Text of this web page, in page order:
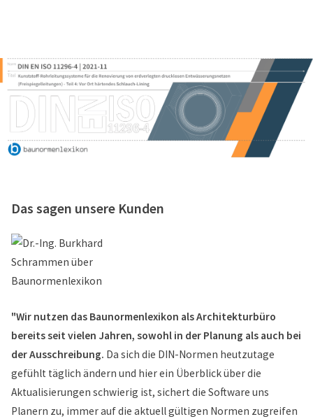
Das sagen unsere Kunden
"Wir nutzen das Baunormenlexikon als Architekturbüro
bereits seit vielen Jahren, sowohl in der Planung als auch bei
der Ausschreibung. Da sich die DIN-Normen heutzutage
gefühlt täglich ändern und hier ein Überblick über die
Aktualisierungen schwierig ist, sichert die Software uns
Planern zu, immer auf die aktuell gültigen Normen zugreifen